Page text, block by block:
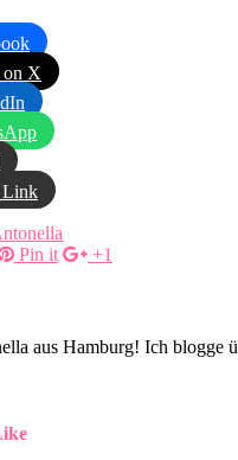
on X
Link
Pin it +1
aus Hamburg! Ich blogge